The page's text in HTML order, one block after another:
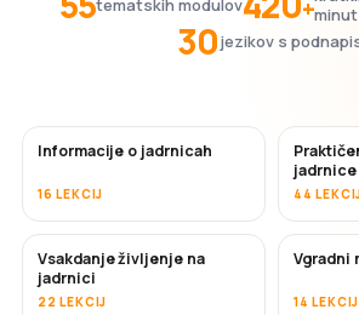
tematskih modulov +minut
30jezikov s
Informacije o jadrnicah
16 LEKCIJ
jadrnice
44
Vsakdanje življenje na
jadrnici
22 LEKCIJ
Vgradni
14 LEKCIJ